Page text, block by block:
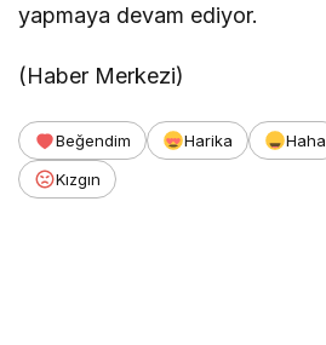
yapmaya devam ediyor.
(Haber Merkezi)
Beğendim Harika Haha
Kızgın